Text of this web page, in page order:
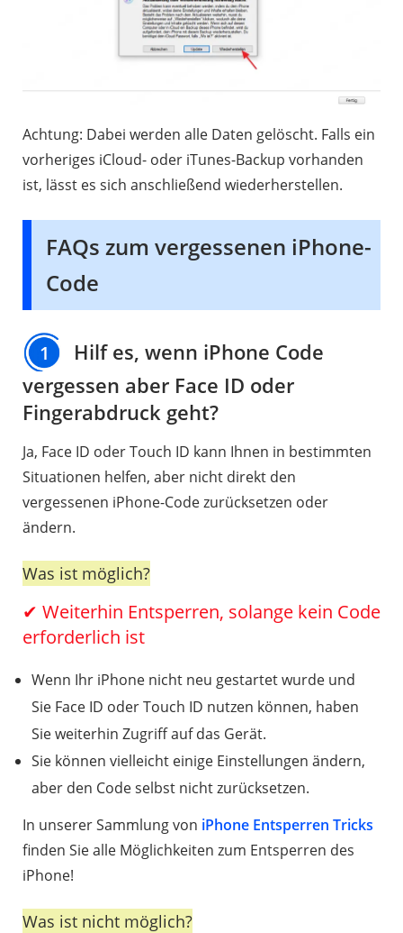
Achtung: Dabei werden alle Daten gelöscht. Falls ein
vorheriges iCloud- oder iTunes-Backup vorhanden
ist, lässt es sich anschließend wiederherstellen.
FAQs zum vergessenen iPhone-
Code
1
Hilf es, wenn iPhone Code
vergessen aber Face ID oder
Fingerabdruck geht?
Ja, Face ID oder Touch ID kann Ihnen in bestimmten
Situationen helfen, aber nicht direkt den
vergessenen iPhone-Code zurücksetzen oder
ändern.
Was ist möglich?
✔ Weiterhin Entsperren, solange kein Code
erforderlich ist
Wenn Ihr iPhone nicht neu gestartet wurde und
Sie Face ID oder Touch ID nutzen können, haben
Sie weiterhin Zugriff auf das Gerät.
Sie können vielleicht einige Einstellungen ändern,
aber den Code selbst nicht zurücksetzen.
In unserer Sammlung von iPhone Entsperren Tricks
finden Sie alle Möglichkeiten zum Entsperren des
iPhone!
Was ist nicht möglich?